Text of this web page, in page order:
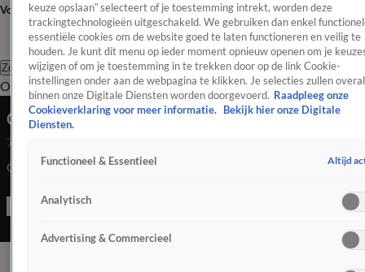
Volg Shownieuws
Zoeken
OverzichtEntertainmentSpraakmakendRealityCrimeVideo's
Glennis Grace openhartig over grote liefde Boyd
7 aug 2023, 20:17
Glennis Grace praat openhartig over haar grote liefde Boyd.
keuze opslaan” selecteert of je toestemming intrekt, worden deze
trackingtechnologieën uitgeschakeld. We gebruiken dan enkel
essentiële cookies om de website goed te laten functioneren en veilig te
houden. Je kunt dit menu op ieder moment opnieuw openen om je
wijzigen of om je toestemming in te trekken door op de link Cookie-
instellingen onder aan de webpagina te klikken. Je selecties zullen overal
binnen onze Digitale Diensten worden doorgevoerd. Raadpleeg onze
Cookieverklaring voor meer informatie.
Bekijk hier onze Digitale
Diensten.
Functioneel & Essentieel Altijd
Analytisch
Advertising & Commercieel